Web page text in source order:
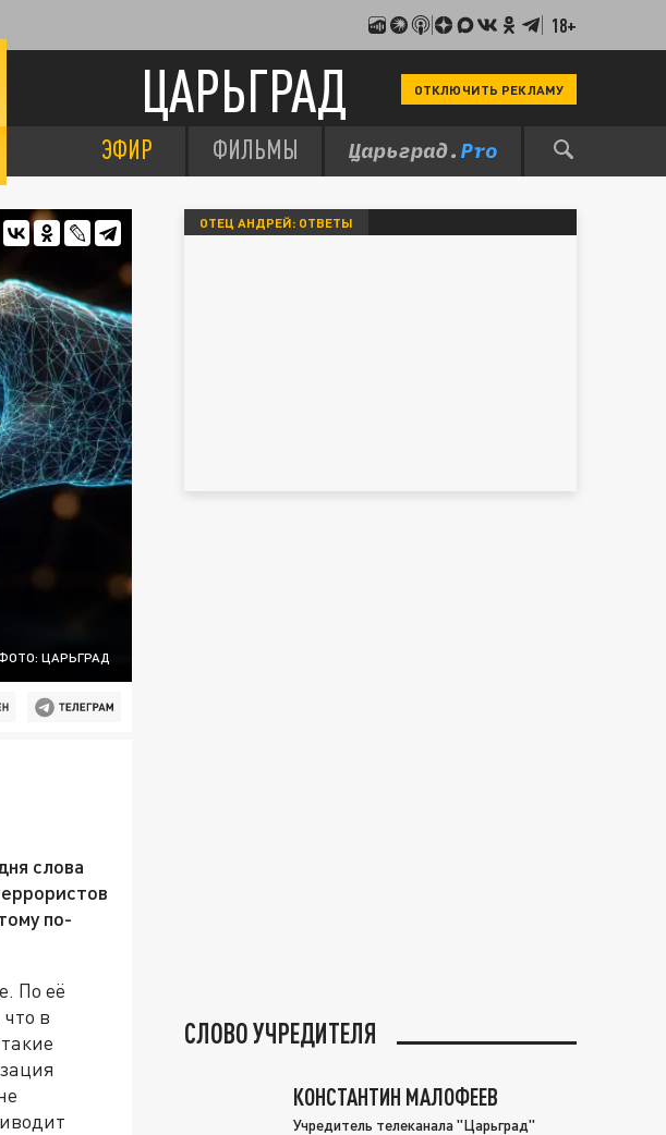
18+
ЦАРЬГРАД ОТКЛЮЧИТЬ РЕКЛАМУ
ЭФИР ФИЛЬМЫ
ЦАРЬГРАД
слова
по-
По её
в
ОТЕЦ АНДРЕЙ: ОТВЕТЫ
СЛОВО УЧРЕДИТЕЛЯ
КОНСТАНТИН МАЛОФЕЕВ
Учредитель телеканала "Царьград"